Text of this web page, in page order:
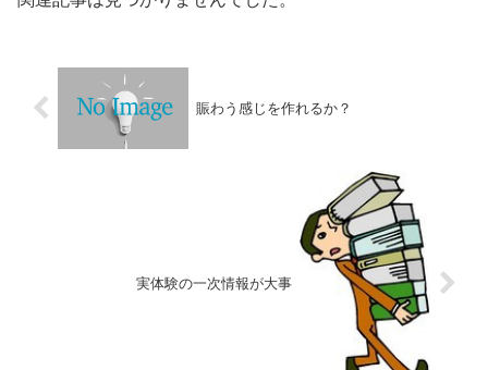
賑わう感じを作れるか？
実体験の一次情報が大事